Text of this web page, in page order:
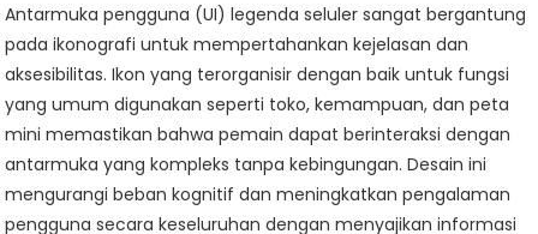
Antarmuka pengguna (UI) legenda seluler sangat bergantung
pada ikonografi untuk mempertahankan kejelasan dan
aksesibilitas. Ikon yang terorganisir dengan baik untuk fungsi
yang umum digunakan seperti toko, kemampuan, dan peta
mini memastikan bahwa pemain dapat berinteraksi dengan
antarmuka yang kompleks tanpa kebingungan. Desain ini
mengurangi beban kognitif dan meningkatkan pengalaman
pengguna secara keseluruhan dengan menyajikan informasi